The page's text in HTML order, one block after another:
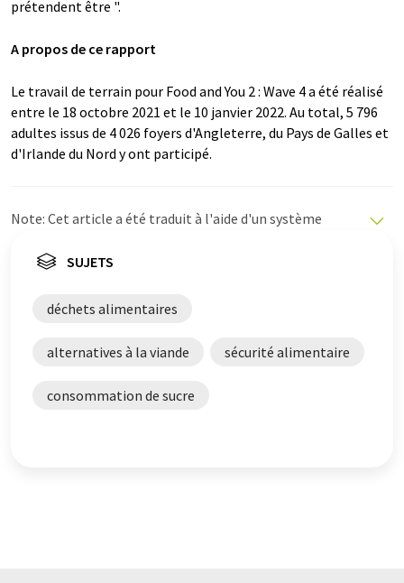
prétendent être ".
A propos de ce rapport
Le travail de terrain pour Food and You 2 : Wave 4 a été réalisé
entre le 18 octobre 2021 et le 10 janvier 2022. Au total, 5 796
adultes issus de 4 026 foyers d'Angleterre, du Pays de Galles et
d'Irlande du Nord y ont participé.
Note: Cet article a été traduit à l'aide d'un système
propose ces traductions automatiques pour présenter
été traduit avec traduction automatique, il est possible
de grammaire. L'article original dans Anglais peut être
trouvéici.
SUJETS
déchets alimentaires
alternatives à la viande sécurité alimentaire
consommation de sucre